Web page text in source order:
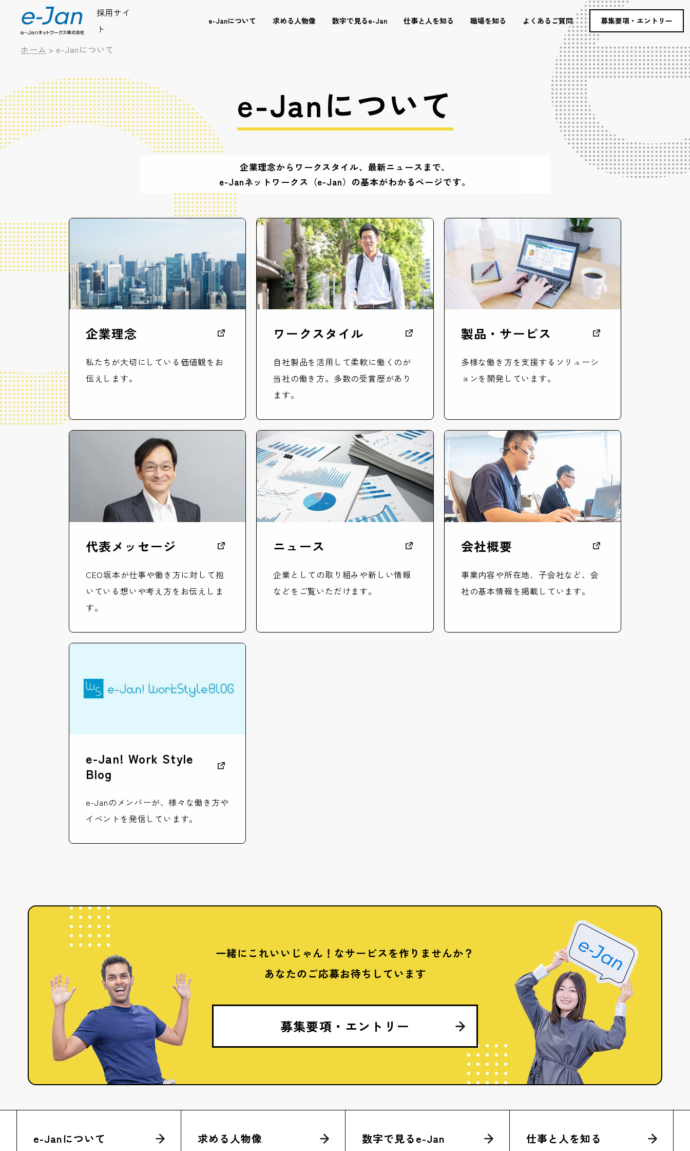
採用サイ
ト
e-Janについて 求める人物像 数字で見るe-Jan 仕事と人を知る 職場を知る よくあるご質問 募集要項・エントリー
ホーム > e-Janについて
e-Janについて
企業理念からワークスタイル、最新ニュースまで、
e-Janネットワークス（e-Jan）の基本がわかるページです。
企業理念
私たちが大切にしている価値観をお
伝えします。
ワークスタイル
自社製品を活用して柔軟に働くのが
当社の働き方。多数の受賞歴があり
ます。
製品・サービス
多様な働き方を支援するソリューシ
ョンを開発しています。
代表メッセージ
CEO坂本が仕事や働き方に対して抱
いている想いや考え方をお伝えしま
す。
ニュース
企業としての取り組みや新しい情報
などをご覧いただけます。
会社概要
事業内容や所在地、子会社など、会
社の基本情報を掲載しています。
e-Jan! Work Style
Blog
e-Janのメンバーが、様々な働き方や
イベントを発信しています。
一緒にこれいいじゃん！なサービスを作りませんか？
あなたのご応募お待ちしています
募集要項・エントリー
e-Janについて 求める人物像 数字で見るe-Jan 仕事と人を知る